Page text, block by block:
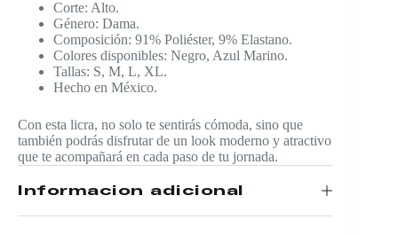
Corte: Alto.
Género: Dama.
Composición: 91% Poliéster, 9% Elastano.
Colores disponibles: Negro, Azul Marino.
Tallas: S, M, L, XL.
Hecho en México.
Con esta licra, no solo te sentirás cómoda, sino que
también podrás disfrutar de un look moderno y atractivo
que te acompañará en cada paso de tu jornada.
Información adicional